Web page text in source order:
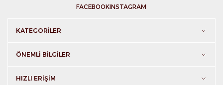
FACEBOOKINSTAGRAM
KATEGORILER
ÖNEMLI BILGILER
HIZLI ERIŞIM